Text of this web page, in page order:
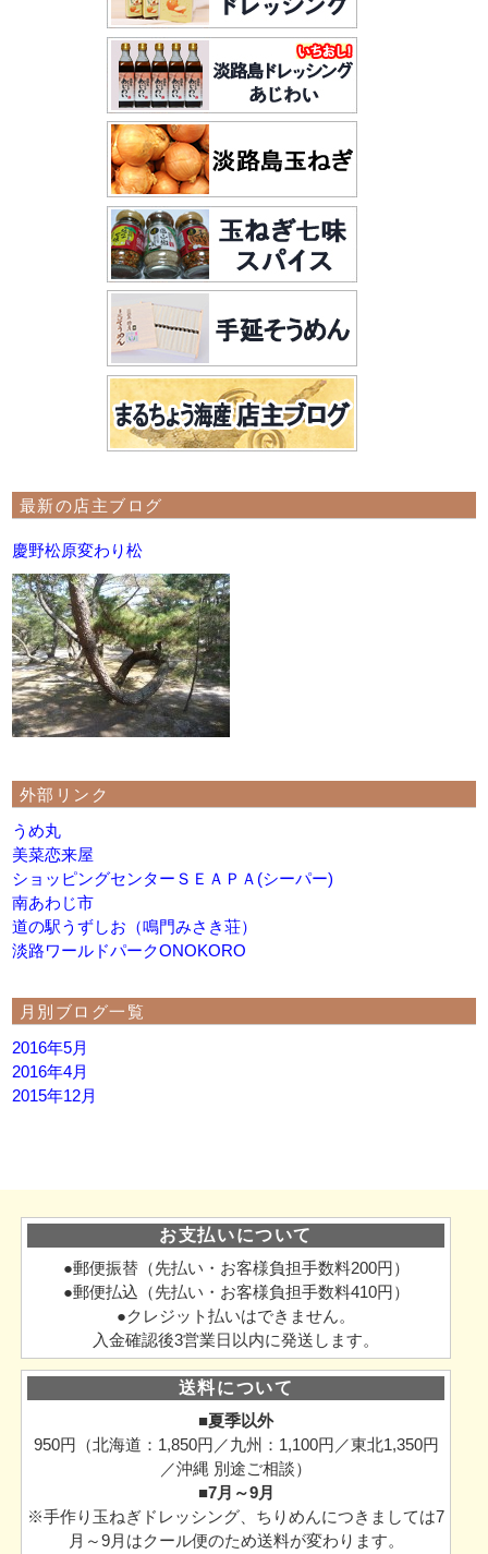
最新の店主ブログ
慶野松原変わり松
外部リンク
うめ丸
美菜恋来屋
ショッピングセンターＳＥＡＰＡ(シーパー)
南あわじ市
道の駅うずしお（鳴門みさき荘）
淡路ワールドパークONOKORO
月別ブログ一覧
2016年5月
2016年4月
2015年12月
お支払いについて
●郵便振替（先払い・お客様負担手数料200円）
●郵便払込（先払い・お客様負担手数料410円）
●クレジット払いはできません。
入金確認後3営業日以内に発送します。
送料について
■夏季以外
950円（北海道：1,850円／九州：1,100円／東北1,350円
／沖縄 別途ご相談）
■7月～9月
※手作り玉ねぎドレッシング、ちりめんにつきましては7
月～9月はクール便のため送料が変わります。